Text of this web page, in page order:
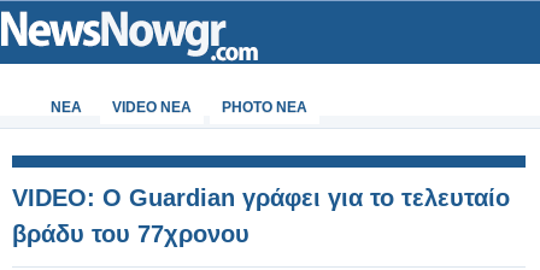
ΝΕΑ VIDEO NEA PHOTO NEA
VIDEO: O Guardian γράφει για το τελευταίο
βράδυ του 77χρονου